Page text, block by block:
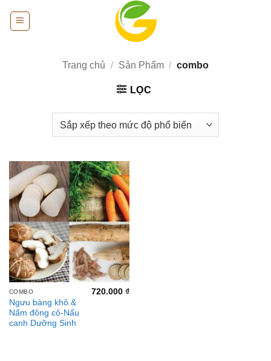
Trang chủ / Sản Phẩm / combo
LỌC
COMBO
Ngưu bàng khô &
Nấm đông cô-Nấu
canh Dưỡng Sinh
720.000₫